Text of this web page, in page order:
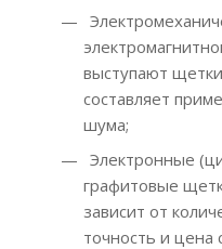
выступают
составляет
шума;
Электронные
графитовые
зависит от
точность и цена